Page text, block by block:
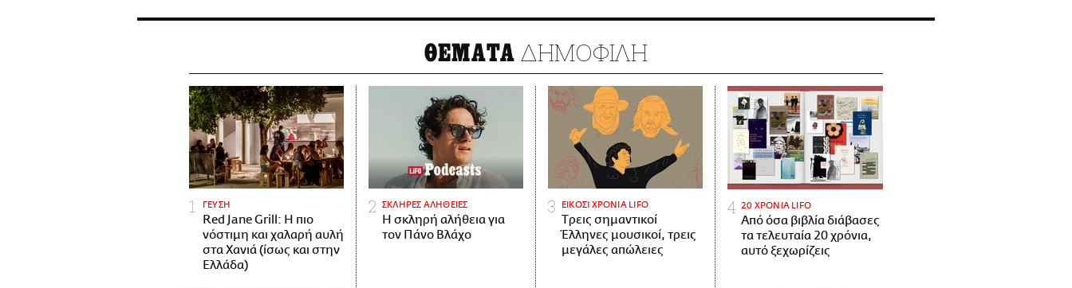
ΘΕΜΑΤΑ ΔΗΜΟΦΙΛΗ
ΓΕΥΣΗ
Red Jane Grill: Η πιο
νόστιμη και χαλαρή αυλή
στα Χανιά (ίσως και στην
Ελλάδα)
ΣΚΛΗΡΕΣ ΑΛΗΘΕΙΕΣ
H σκληρή αλήθεια για
τον Πάνο Βλάχο
ΕΙΚΟΣΙ ΧΡΟΝΙΑ LIFO
Tρεις σημαντικοί
Έλληνες μουσικοί, τρεις
μεγάλες απώλειες
20 ΧΡΟΝΙΑ LIFO
Από όσα βιβλία διάβασες
τα τελευταία 20 χρόνια,
αυτό ξεχωρίζεις